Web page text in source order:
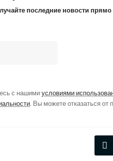
последние новости
с нашимиусловиями
. Вы можете отказаться от